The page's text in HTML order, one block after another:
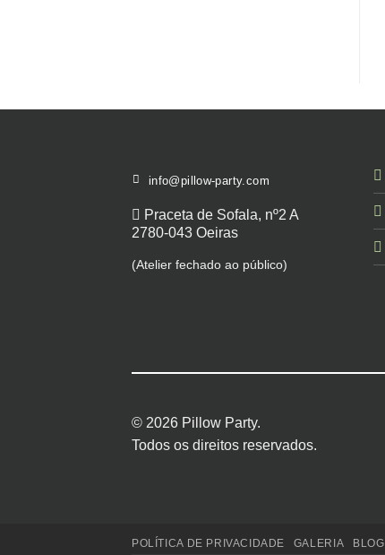
info@pillow-party.com
Praceta de Sofala, nº2 A
2780-043 Oeiras
(Atelier fechado ao público)
© 2026 Pillow Party.
Todos os direitos reservados.
POLÍTICA DE PRIVACIDADE GALERIA BLOG